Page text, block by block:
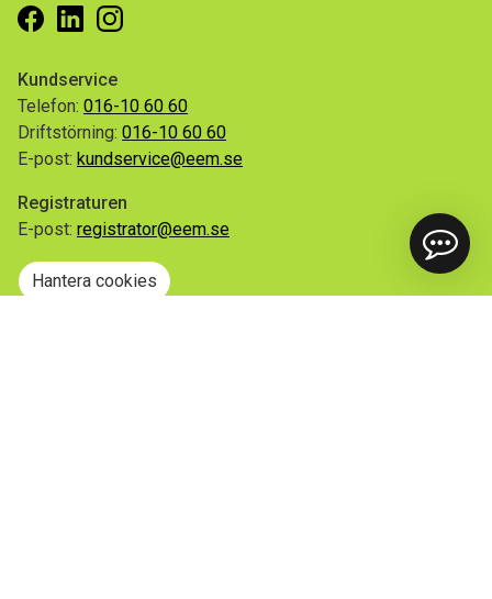
Facebook
LinkedinInstagram
Kundservice
Telefon: 016-10 60 60
Driftstörning: 016-10 60 60
E-post: kundservice@eem.se
Registraturen
E-post: registrator@eem.se
Hantera cookies